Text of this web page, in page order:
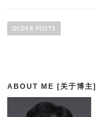
o
a
OLDER POSTS
ABOUT ME [关于博主]